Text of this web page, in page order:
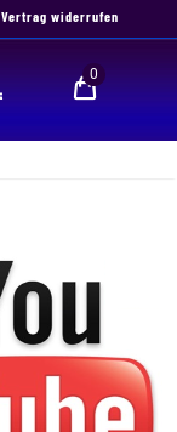
Vertrag widerrufen
0